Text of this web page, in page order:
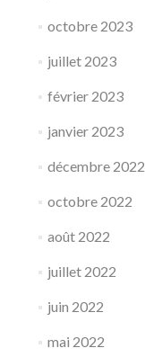
octobre 2023
juillet 2023
février 2023
janvier 2023
décembre 2022
octobre 2022
août 2022
juillet 2022
juin 2022
mai 2022